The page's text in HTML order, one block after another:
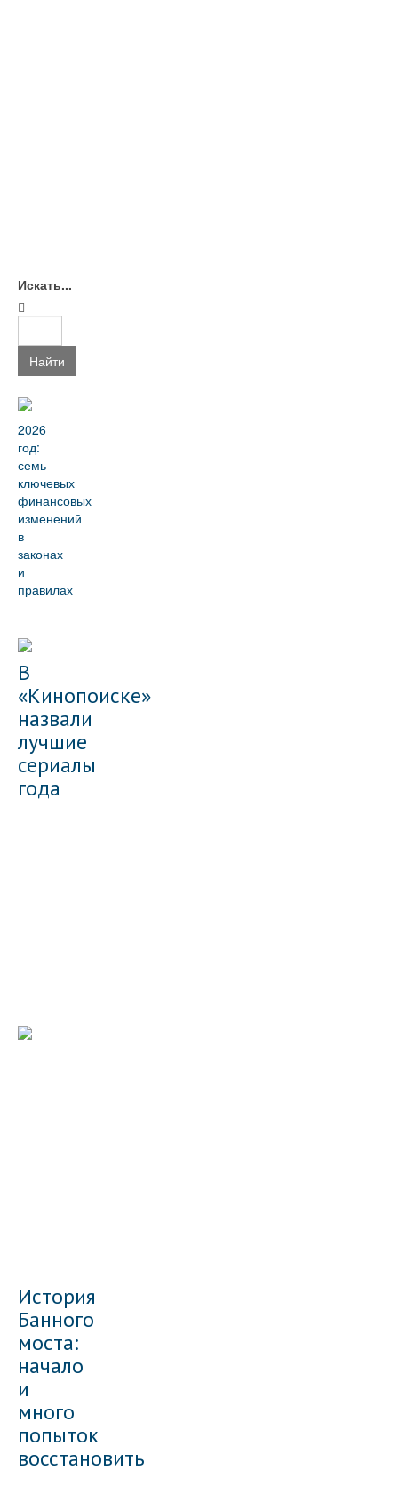
Искать...
Найти
2026
год:
семь
ключевых
финансовых
изменений
в
законах
и
правилах
В
«Кинопоиске»
назвали
лучшие
сериалы
года
История
Банного
моста:
начало
и
много
попыток
восстановить